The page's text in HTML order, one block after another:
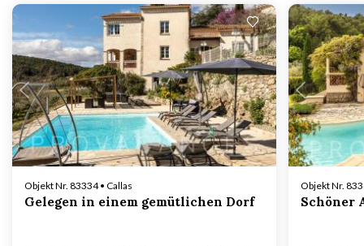
Lädt ...
Objekt Nr. 83334 • Callas
Gelegen in einem gemütlichen Dorf
Objekt Nr.
Schöner